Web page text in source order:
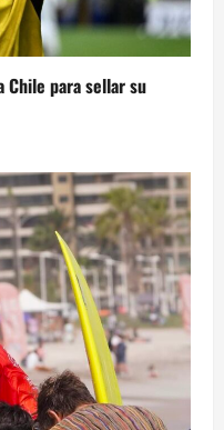
Chile para sellar su